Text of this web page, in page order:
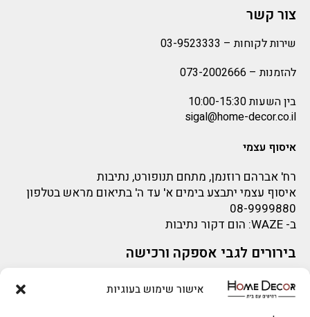
אישור שימוש בעוגיות
צור קשר
שירות לקוחות – 03-9523333
להזמנות – 073-2002666
בין השעות 10:00-15:30
sigal@home-decor.co.il
איסוף עצמי
רח' אברהם רוזנמן, מתחם תנופורט, נתיבות
איסוף עצמי יתבצע בימים א' עד ה' בתיאום מראש בטלפון
08-9999880
ב- WAZE: הום דקור נתיבות
בירורים לגבי אספקה ורכישה
בירור לגבי אספקה -ניתן לפנות למייל:
sigal@home-decor.co.il
פניות לפני רכישה – ניתן לפנות למייל: omer@home-
decor.co.il